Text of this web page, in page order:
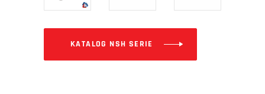
KATALOG NSH SERIE